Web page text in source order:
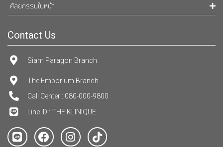
ศัลยกรรมใบหน้า
Contact Us
Siam Paragon Branch
The Emporium Branch
Call Center : 080-000-9800
Line ID : THE KLINIQUE